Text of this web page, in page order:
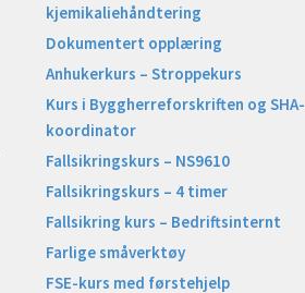
kjemikaliehåndtering
Dokumentert opplæring
Anhukerkurs – Stroppekurs
Kurs i Byggherreforskriften og SHA-
koordinator
Fallsikringskurs – NS9610
Fallsikringskurs – 4 timer
Fallsikring kurs – Bedriftsinternt
Farlige småverktøy
FSE-kurs med førstehjelp